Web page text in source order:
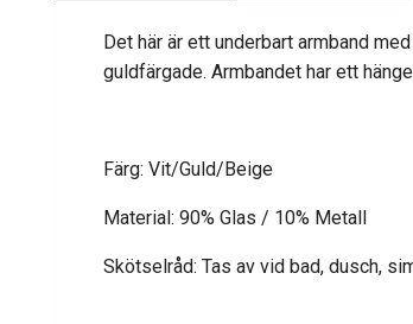
Det här är ett underbart armband
guldfärgade. Armbandet har ett
Färg: Vit/Guld/Beige
Material: 90% Glas / 10% Metall
Skötselråd: Tas av vid bad, dusch,